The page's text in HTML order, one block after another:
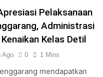
Pelaksanaan
Administrasi
Kelas Detil
Ago 0 1 Mins
mendapatkan